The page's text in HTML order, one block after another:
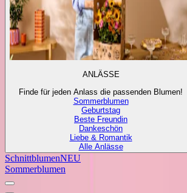
ANLÄSSE
Finde für jeden Anlass die passenden Blumen!
Sommerblumen
Geburtstag
Beste Freundin
Dankeschön
Liebe & Romantik
Alle Anlässe
SchnittblumenNEU
Sommerblumen